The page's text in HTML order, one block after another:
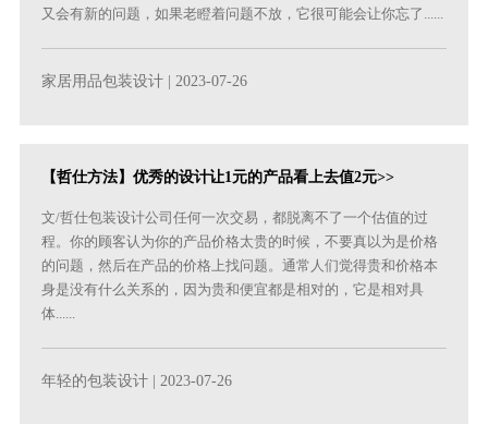
又会有新的问题，如果老瞪着问题不放，它很可能会让你忘了......
家居用品包装设计 | 2023-07-26
【哲仕方法】优秀的设计让1元的产品看上去值2元>>
文/哲仕包装设计公司任何一次交易，都脱离不了一个估值的过
程。你的顾客认为你的产品价格太贵的时候，不要真以为是价格
的问题，然后在产品的价格上找问题。通常人们觉得贵和价格本
身是没有什么关系的，因为贵和便宜都是相对的，它是相对具
体......
年轻的包装设计 | 2023-07-26